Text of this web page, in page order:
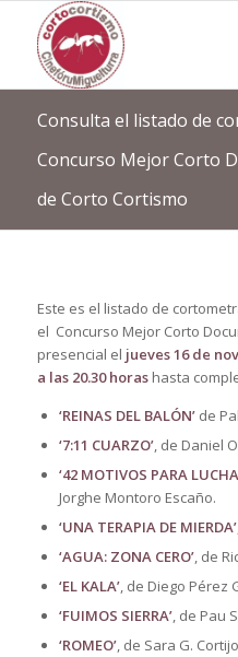
Consulta el listado de
Concurso Mejor Corto
de Corto Cortismo
Este es el listado de
el Concurso Mejor Corto
presencial el jueves 16 de
a las 20.30 horashasta
‘REINAS DEL BALÓN’de
‘7:11 CUARZO’, de Daniel
‘42 MOTIVOS PARA
Jorghe Montoro Escaño.
‘UNA TERAPIA DE MIERDA’
‘AGUA: ZONA CERO’, de
‘EL KALA’, de Diego Pérez
‘FUIMOS SIERRA’, de Pau
‘ROMEO’, de Sara G.